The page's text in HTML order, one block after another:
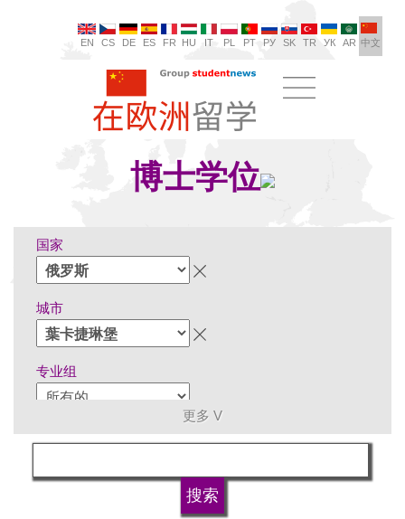
EN CS DE ES FR HU IT PL PT РУ SK TR УК AR 中文
博士学位
国家
城市
专业组
语言
更多 V